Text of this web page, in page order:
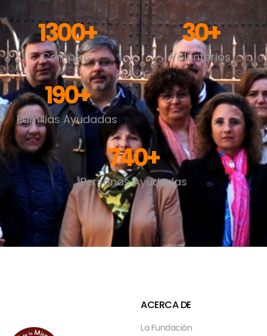
1300+
Compras
30+
Voluntarios
190+
Familias Ayudadas
740+
Personas Ayudadas
ACERCA DE
La Fundación